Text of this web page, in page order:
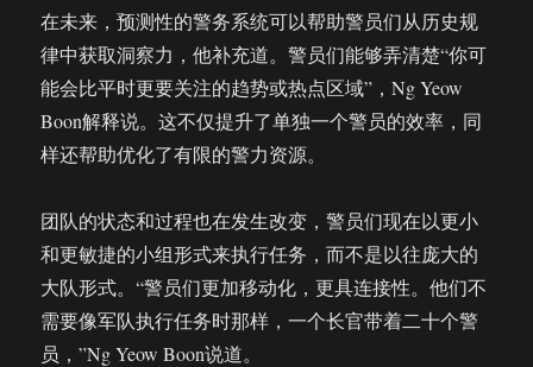
在未来，预测性的警务系统可以帮助警员们从历史规
律中获取洞察力，他补充道。警员们能够弄清楚“你可
能会比平时更要关注的趋势或热点区域”，Ng Yeow
Boon解释说。这不仅提升了单独一个警员的效率，同
样还帮助优化了有限的警力资源。
团队的状态和过程也在发生改变，警员们现在以更小
和更敏捷的小组形式来执行任务，而不是以往庞大的
大队形式。“警员们更加移动化，更具连接性。他们不
需要像军队执行任务时那样，一个长官带着二十个警
员，”Ng Yeow Boon说道。